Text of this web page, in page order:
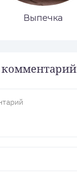
Выпечка
комментарий